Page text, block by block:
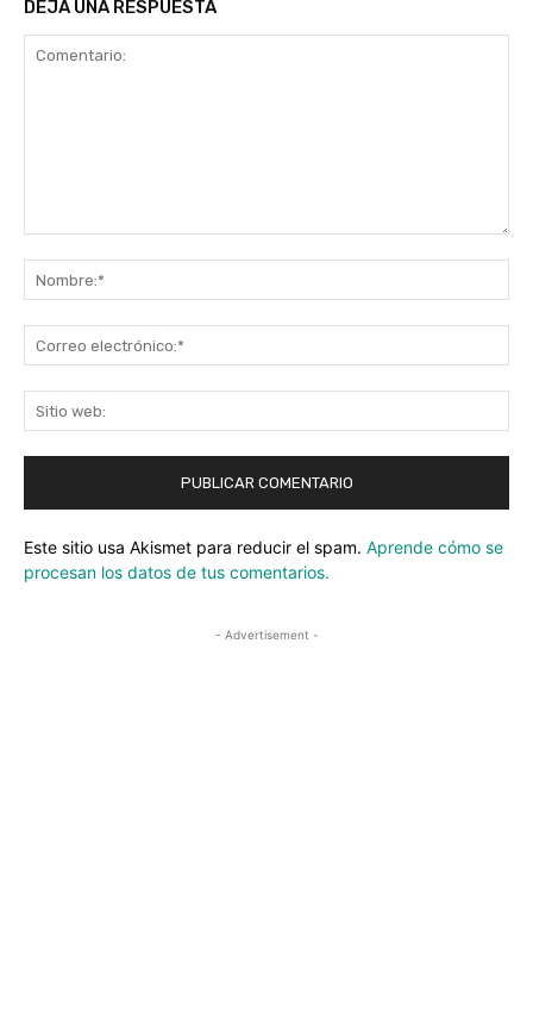
DEJA UNA RESPUESTA
Este sitio usa Akismet para reducir el spam. Aprende cómo se
procesan los datos de tus comentarios.
- Advertisement -